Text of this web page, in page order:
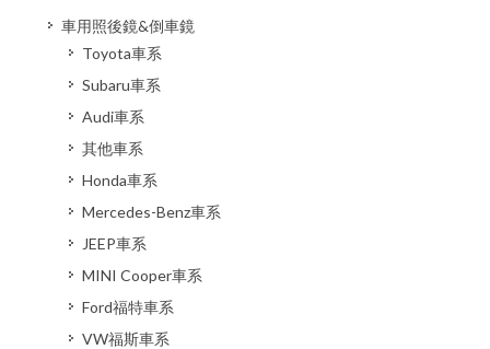
車用照後鏡&倒車鏡
Toyota車系
Subaru車系
Audi車系
其他車系
Honda車系
Mercedes-Benz車系
JEEP車系
MINI Cooper車系
Ford福特車系
VW福斯車系